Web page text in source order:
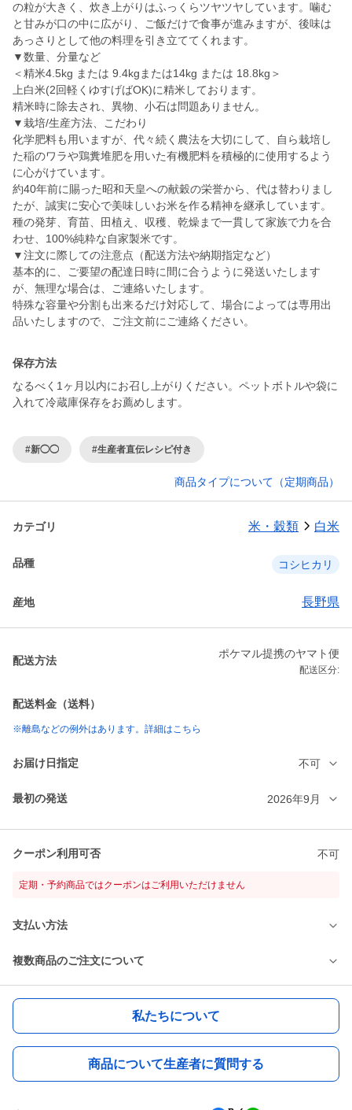
の粒が大きく、炊き上がりはふっくらツヤツヤしています。噛む
と甘みが口の中に広がり、ご飯だけで食事が進みますが、後味は
あっさりとして他の料理を引き立ててくれます。
▼数量、分量など
＜精米4.5kg または 9.4kgまたは14kg または 18.8kg＞
上白米(2回軽くゆすげばOK)に精米しております。
精米時に除去され、異物、小石は問題ありません。
▼栽培/生産方法、こだわり
化学肥料も用いますが、代々続く農法を大切にして、自ら栽培し
た稲のワラや鶏糞堆肥を用いた有機肥料を積極的に使用するよう
に心がけています。
約40年前に賜った昭和天皇への献穀の栄誉から、代は替わりまし
たが、誠実に安心で美味しいお米を作る精神を継承しています。
種の発芽、育苗、田植え、収穫、乾燥まで一貫して家族で力を合
わせ、100%純粋な自家製米です。
▼注文に際しての注意点（配送方法や納期指定など）
基本的に、ご要望の配達日時に間に合うように発送いたします
が、無理な場合は、ご連絡いたします。
特殊な容量や分割も出来るだけ対応して、場合によっては専用出
品いたしますので、ご注文前にご連絡ください。
保存方法
なるべく1ヶ月以内にお召し上がりください。ペットボトルや袋に
入れて冷蔵庫保存をお薦めします。
#新◯◯ #生産者直伝レシピ付き
商品タイプについて（定期商品）
カテゴリ 米・穀類 白米
品種 コシヒカリ
産地 長野県
配送方法
ポケマル提携のヤマト便
配送区分:
配送料金（送料）
※離島などの例外はあります。詳細はこちら
お届け日指定 不可
最初の発送 2026年9月
クーポン利用可否 不可
定期・予約商品ではクーポンはご利用いただけません
支払い方法
複数商品のご注文について
私たちについて
商品について生産者に質問する